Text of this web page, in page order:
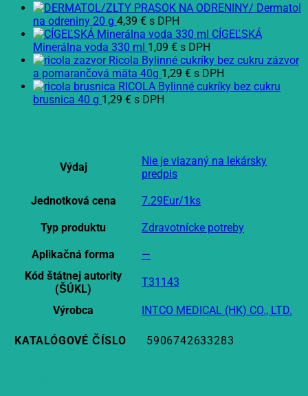
Dermatol
na odreniny 20 g 4,39 € s DPH
CÍGEĽSKÁ
Minerálna voda 330 ml 1,09 € s DPH
Ricola Bylinné cukríky bez cukru zázvor
a pomarančová mäta 40g 1,29 € s DPH
RICOLA Bylinné cukríky bez cukru
brusnica 40 g 1,29 € s DPH
Výdaj
Nie je viazaný na lekársky
predpis
Jednotková cena 7.29Eur/1ks
Typ produktu Zdravotnícke potreby
Aplikačná forma
—
Kód štátnej autority
(ŠÚKL)
T31143
Výrobca INTCO MEDICAL (HK) CO., LTD.
KATALÓGOVÉ ČÍSLO 5906742633283